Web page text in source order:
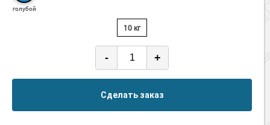
Сопутствующие товары
Морозостойкие краски для металла
Морозостойкие краски для фасада
Сопутствующие товары
голубой
10 кг
- +
Сделать заказ